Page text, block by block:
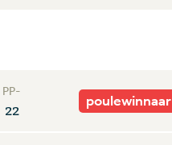
PP-
22 poulewinnaar